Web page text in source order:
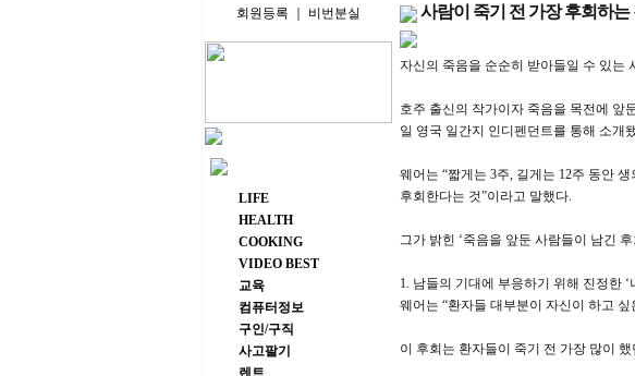
회원등록
비번분실
주요 메뉴
LIFE
HEALTH
COOKING
VIDEO BEST
교육
컴퓨터정보
구인/구직
사고팔기
렌트
사람이 죽기 전 가장 후회하는
자신의 죽음을 순순히 받아들일 수 있는
호주 출신의 작가이자 죽음을 목전에 앞
일 영국 일간지 인디펜던트를 통해 소개
웨어는 “짧게는 3주, 길게는 12주 동안
후회한다는 것”이라고 말했다.
그가 밝힌 ‘죽음을 앞둔 사람들이 남긴
1. 남들의 기대에 부응하기 위해 진정한
웨어는 “환자들 대부분이 자신이 하고
이 후회는 환자들이 죽기 전 가장 많이